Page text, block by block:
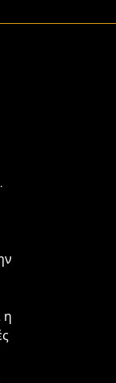
η